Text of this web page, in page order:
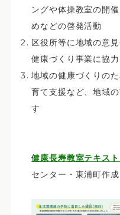
ングや体操教室の開
めなどの啓発活動
区役所等に地域の意
健康づくり事業に協力
地域の健康づくりの
育て支援など、地域
す
健康長寿教室テキスト
センター・東浦町作成